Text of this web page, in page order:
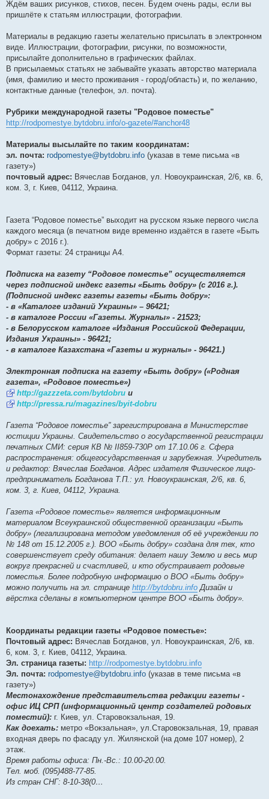
Ждём ваших рисунков, стихов, песен. Будем очень рады, если вы
пришлёте к статьям иллюстрации, фотографии.
Материалы в редакцию газеты желательно присылать в электронном
виде. Иллюстрации, фотографии, рисунки, по возможности,
присылайте дополнительно в графических файлах.
В присылаемых статьях не забывайте указать авторство материала
(имя, фамилию и место проживания - город/область) и, по желанию,
контактные данные (телефон, эл. почта).
Рубрики международной газеты "Родовое поместье"
http://rodpomestye.bytdobru.info/o-gazete/#anchor48
Материалы высылайте по таким координатам:
эл. почта: rodpomestye@bytdobru.info (указав в теме письма «в
газету»)
почтовый адрес: Вячеслав Богданов, ул. Новоукраинская, 2/6, кв. 6,
ком. 3, г. Киев, 04112, Украина.
Газета “Родовое поместье” выходит на русском языке первого числа
каждого месяца (в печатном виде временно издаётся в газете «Быть
добру» c 2016 г.).
Формат газеты: 24 страницы А4.
Подписка на газету “Родовое поместье” осуществляется
через подписной индекс газеты «Быть добру» (c 2016 г.).
(Подписной индекс газеты газеты «Быть добру»:
- в «Каталоге изданий Украины» – 96421;
- в каталоге России «Газеты. Журналы» - 21523;
- в Белорусском каталоге «Издания Российской Федерации,
Издания Украины» - 96421;
- в каталоге Казахстана «Газеты и журналы» - 96421.)
Электронная подписка на газету «Быть добру» («Родная
газета», «Родовое поместье»)
http://gazzzeta.com/bytdobru и
http://pressa.ru/magazines/byit-dobru
Газета “Родовое поместье” зарегистрирована в Министерстве
юстиции Украины. Свидетельство о государственной регистрации
печатных СМИ: серия КВ № ІІ859-730Р от 17.10.06 г. Сфера
распространения: общегосударственная и зарубежная. Учредитель
и редактор: Вячеслав Богданов. Адрес издателя Физическое лицо-
предприниматель Богданова Т.П.: ул. Новоукраинская, 2/6, кв. 6,
ком. 3, г. Киев, 04112, Украина.
Газета «Родовое поместье» является информационным
материалом Всеукраинской общественной организации «Быть
добру» (легализирована методом уведомления об её учреждении по
№ 148 от 15.12.2005 г.). ВОО «Быть добру» создана для тех, кто
совершенствует среду обитания: делает нашу Землю и весь мир
вокруг прекрасней и счастливей, и кто обустраивает родовые
поместья. Более подробную информацию о ВОО «Быть добру»
можно получить на эл. странице http://bytdobru.info Дизайн и
вёрстка сделаны в компьютерном центре ВОО «Быть добру».
Координаты редакции газеты «Родовое поместье»:
Почтовый адрес: Вячеслав Богданов, ул. Новоукраинская, 2/6, кв.
6, ком. 3, г. Киев, 04112, Украина.
Эл. страница газеты: http://rodpomestye.bytdobru.info
Эл. почта: rodpomestye@bytdobru.info (указав в теме письма «в
газету»)
Местонахождение представительства редакции газеты -
офис ИЦ СРП (информационный центр создателей родовых
поместий): г. Киев, ул. Старовокзальная, 19.
Как доехать: метро «Вокзальная», ул.Старовокзальная, 19, правая
входная дверь по фасаду ул. Жилянской (на доме 107 номер), 2
этаж.
Время работы офиса: Пн.-Вс.: 10.00-20.00.
Тел. моб. (095)488-77-85.
Из стран СНГ: 8-10-38(0…